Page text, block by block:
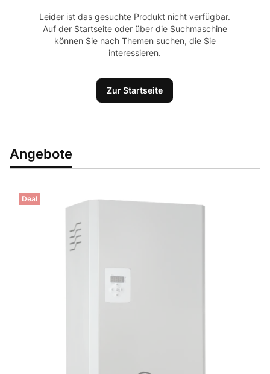
Leider ist das gesuchte Produkt nicht verfügbar.
Auf der Startseite oder über die Suchmaschine
können Sie nach Themen suchen, die Sie
interessieren.
Zur Startseite
Angebote
Deal